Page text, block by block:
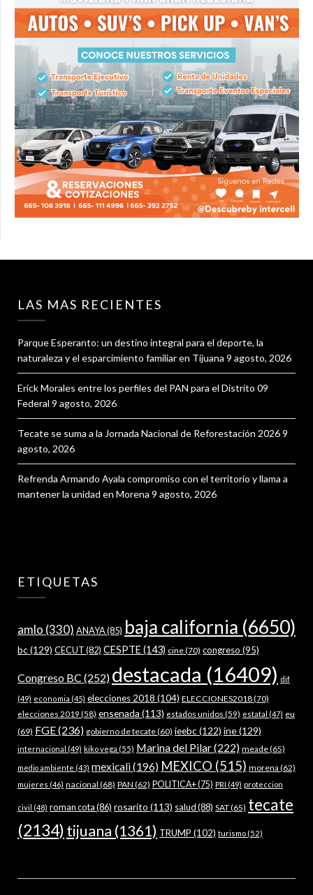
LAS MAS RECIENTES
Parque Esperanto: un destino integral para el deporte, la
naturaleza y el esparcimiento familiar en Tijuana 9 agosto, 2026
Erick Morales entre los perfiles del PAN para el Distrito 09
Federal 9 agosto, 2026
Tecate se suma a la Jornada Nacional de Reforestación 20269
agosto, 2026
Refrenda Armando Ayala compromiso con el territorio y llama a
mantener la unidad en Morena 9 agosto, 2026
ETIQUETAS
amlo (330) ANAYA(85) baja california (6650)
bc(129) CECUT(82) CESPTE (143) cine(70) congreso (95)
Congreso BC (252) destacada (16409) dif
(49) economia (45) elecciones 2018 (104) ELECCIONES2018(70)
elecciones 2019 (58) ensenada (113) estados unidos (59) estatal (47) eu
(69) FGE(236) gobierno de tecate(60) ieebc(122) ine(129)
internacional (49) kiko vega (55) Marina del Pilar(222) meade(65)
medio ambiente (43) mexicali(196) MEXICO (515) morena (62)
mujeres (46) nacional (68) PAN (62) POLITICA+(75) PRI (49) proteccion
civil (48) roman cota(86) rosarito (113) salud(88) SAT(65) tecate
(2134) tijuana (1361) TRUMP (102) turismo (52)